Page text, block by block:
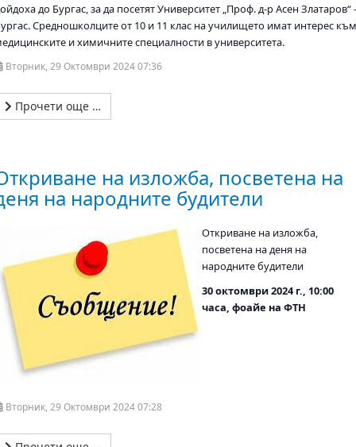
до Бургас, за да посетят Университет „Проф. д-р Асен Златаров“
Средношколците от 10 и 11 клас на училището имат интерес
и химичните специалности в университета.
Вторник, 29 Октомври 2024 07:36
Прочети още …
на изложба, посветена на
на народните будители
Откриване на изложба,
посветена на деня на
народните будители
30 октомври 2024 г., 10:00
часа, фоайе на ФТН
Вторник, 29 Октомври 2024 07:28